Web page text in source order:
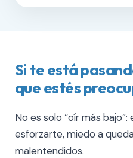
Si te está
que estés
No es solo “oír más
esforzarte, miedo a
malentendidos.